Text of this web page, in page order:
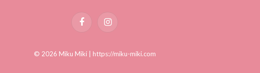
FacebookInstagram
© 2026 Miku Miki | https://miku-miki.com